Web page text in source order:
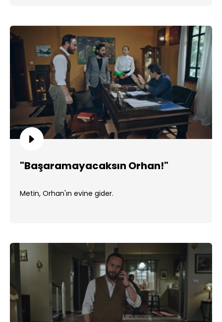
"Başaramayacaksın Orhan!"
Metin, Orhan'ın evine gider.